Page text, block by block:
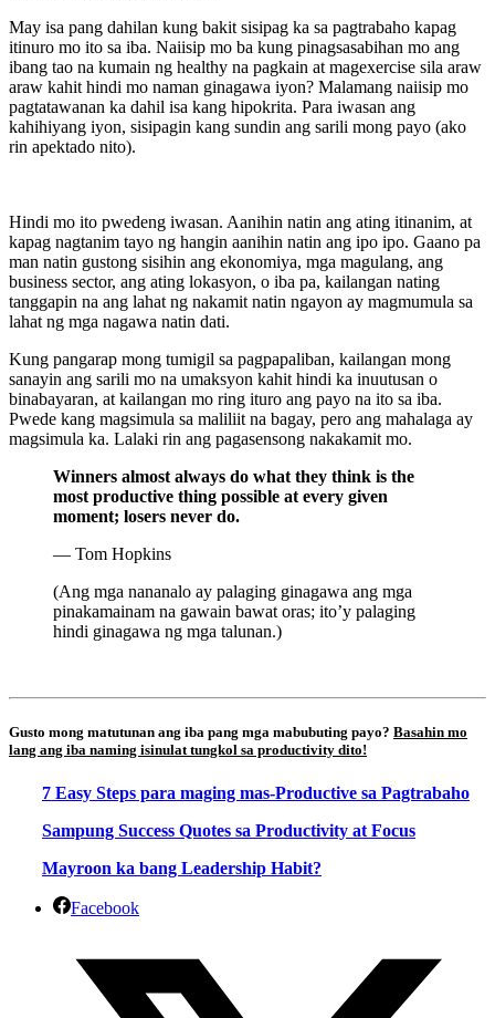
May isa pang dahilan kung bakit sisipag ka sa pagtrabaho kapag
itinuro mo ito sa iba. Naiisip mo ba kung pinagsasabihan mo ang
ibang tao na kumain ng healthy na pagkain at magexercise sila araw
araw kahit hindi mo naman ginagawa iyon? Malamang naiisip mo
pagtatawanan ka dahil isa kang hipokrita. Para iwasan ang
kahihiyang iyon, sisipagin kang sundin ang sarili mong payo (ako
rin apektado nito).
Hindi mo ito pwedeng iwasan. Aanihin natin ang ating itinanim, at
kapag nagtanim tayo ng hangin aanihin natin ang ipo ipo. Gaano pa
man natin gustong sisihin ang ekonomiya, mga magulang, ang
business sector, ang ating lokasyon, o iba pa, kailangan nating
tanggapin na ang lahat ng nakamit natin ngayon ay magmumula sa
lahat ng mga nagawa natin dati.
Kung pangarap mong tumigil sa pagpapaliban, kailangan mong
sanayin ang sarili mo na umaksyon kahit hindi ka inuutusan o
binabayaran, at kailangan mo ring ituro ang payo na ito sa iba.
Pwede kang magsimula sa maliliit na bagay, pero ang mahalaga ay
magsimula ka. Lalaki rin ang pagasensong nakakamit mo.
Winners almost always do what they think is the
most productive thing possible at every given
moment; losers never do.
— Tom Hopkins
(Ang mga nananalo ay palaging ginagawa ang mga
pinakamainam na gawain bawat oras; ito’y palaging
hindi ginagawa ng mga talunan.)
Gusto mong matutunan ang iba pang mga mabubuting payo? Basahin mo
lang ang iba naming isinulat tungkol sa productivity dito!
7 Easy Steps para maging mas-Productive sa Pagtrabaho
Sampung Success Quotes sa Productivity at Focus
Mayroon ka bang Leadership Habit?
Facebook